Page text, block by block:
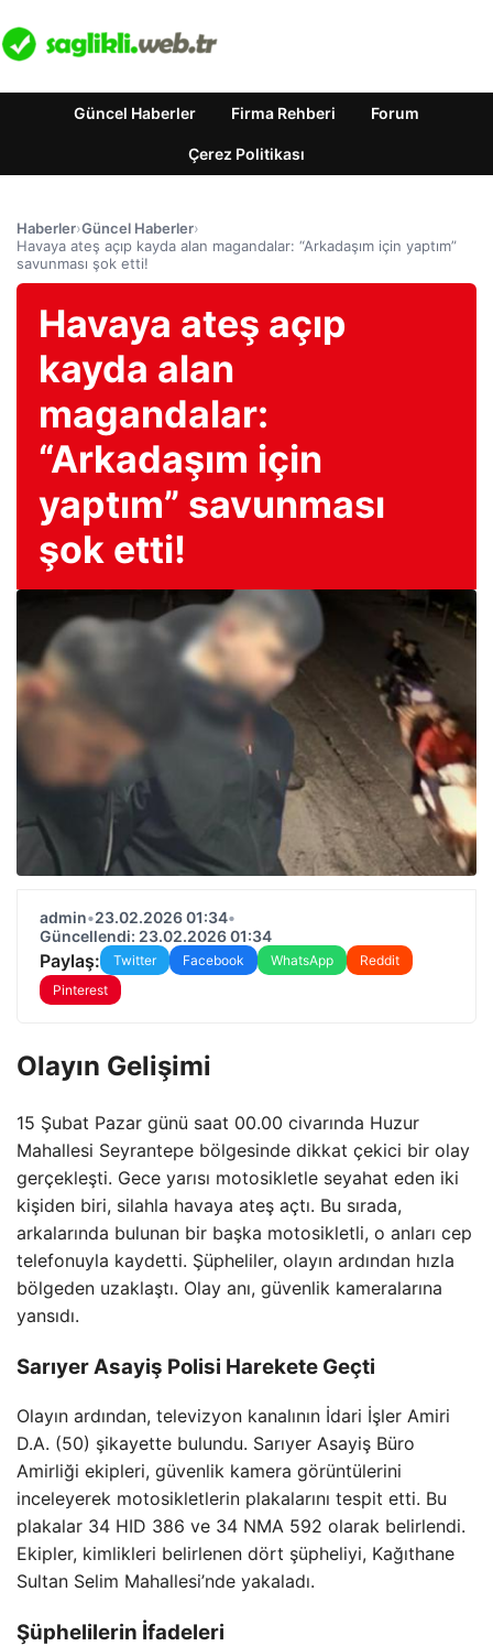
Güncel Haberler Firma Rehberi Forum
Çerez Politikası
Haberler›Güncel Haberler›
Havaya ateş açıp kayda alan magandalar: “Arkadaşım için yaptım”
savunması şok etti!
Havaya ateş açıp
kayda alan
magandalar:
“Arkadaşım için
yaptım” savunması
şok etti!
admin•23.02.2026 01:34•
Güncellendi: 23.02.2026 01:34
Paylaş: Twitter Facebook WhatsApp
Reddit
Pinterest
Olayın Gelişimi
15 Şubat Pazar günü saat 00.00 civarında Huzur
Mahallesi Seyrantepe bölgesinde dikkat çekici bir olay
gerçekleşti. Gece yarısı motosikletle seyahat eden iki
kişiden biri, silahla havaya ateş açtı. Bu sırada,
arkalarında bulunan bir başka motosikletli, o anları cep
telefonuyla kaydetti. Şüpheliler, olayın ardından hızla
bölgeden uzaklaştı. Olay anı, güvenlik kameralarına
yansıdı.
Sarıyer Asayiş Polisi Harekete Geçti
Olayın ardından, televizyon kanalının İdari İşler Amiri
D.A. (50) şikayette bulundu. Sarıyer Asayiş Büro
Amirliği ekipleri, güvenlik kamera görüntülerini
inceleyerek motosikletlerin plakalarını tespit etti. Bu
plakalar 34 HID 386 ve 34 NMA 592 olarak belirlendi.
Ekipler, kimlikleri belirlenen dört şüpheliyi, Kağıthane
Sultan Selim Mahallesi’nde yakaladı.
Şüphelilerin İfadeleri